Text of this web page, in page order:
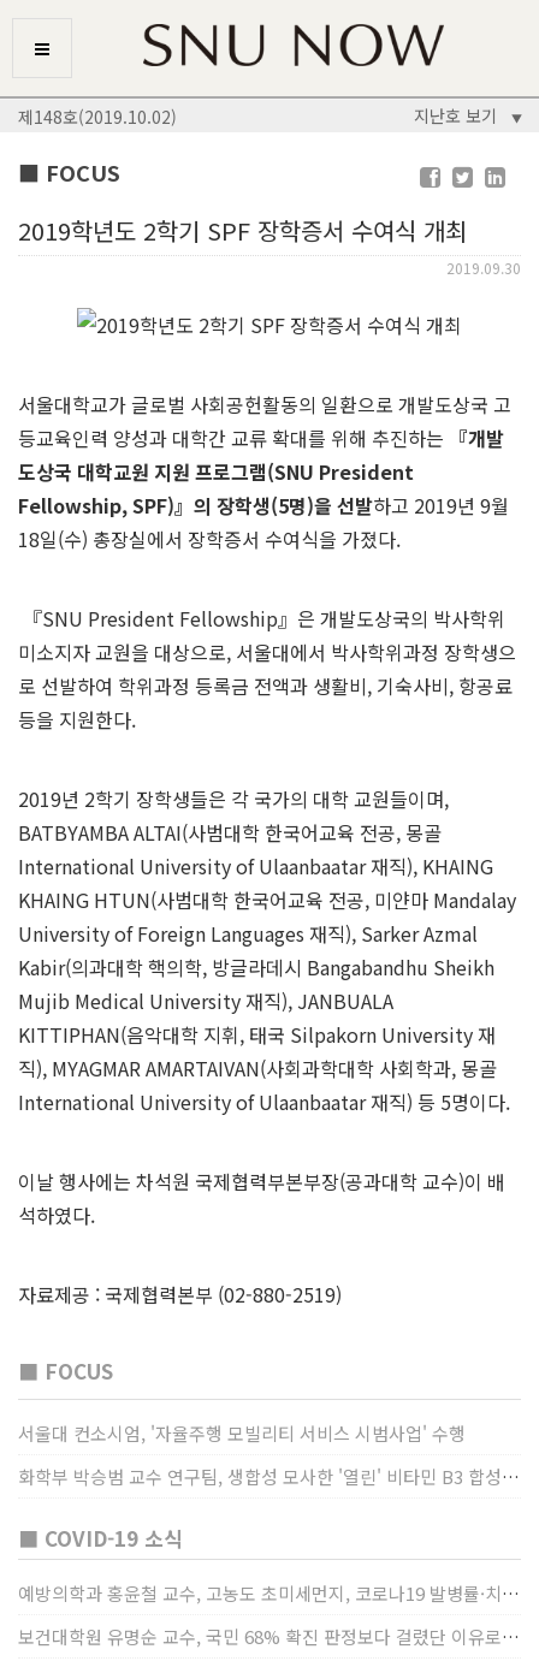
제148호(2019.10.02) 지난호 보기 ▼
■ FOCUS
2019학년도 2학기 SPF 장학증서 수여식 개최
2019.09.30
서울대학교가 글로벌 사회공헌활동의 일환으로 개발도상국 고
등교육인력 양성과 대학간 교류 확대를 위해 추진하는 『개발
도상국 대학교원 지원 프로그램(SNU President
Fellowship, SPF)』의 장학생(5명)을 선발하고 2019년 9월
18일(수) 총장실에서 장학증서 수여식을 가졌다.
『SNU President Fellowship』은 개발도상국의 박사학위
미소지자 교원을 대상으로, 서울대에서 박사학위과정 장학생으
로 선발하여 학위과정 등록금 전액과 생활비, 기숙사비, 항공료
등을 지원한다.
2019년 2학기 장학생들은 각 국가의 대학 교원들이며,
BATBYAMBA ALTAI(사범대학 한국어교육 전공, 몽골
International University of Ulaanbaatar 재직), KHAING
KHAING HTUN(사범대학 한국어교육 전공, 미얀마 Mandalay
University of Foreign Languages 재직), Sarker Azmal
Kabir(의과대학 핵의학, 방글라데시 Bangabandhu Sheikh
Mujib Medical University 재직), JANBUALA
KITTIPHAN(음악대학 지휘, 태국 Silpakorn University 재
직), MYAGMAR AMARTAIVAN(사회과학대학 사회학과, 몽골
International University of Ulaanbaatar 재직) 등 5명이다.
이날 행사에는 차석원 국제협력부본부장(공과대학 교수)이 배
석하였다.
자료제공 : 국제협력본부 (02-880-2519)
■ FOCUS
서울대 컨소시엄, '자율주행 모빌리티 서비스 시범사업' 수행
화학부 박승범 교수 연구팀, 생합성 모사한 '열린' 비타민 B3 합성법 개발
■ COVID-19 소식
예방의학과 홍윤철 교수, 고농도 초미세먼지, 코로나19 발병률·치명률 높인다
보건대학원 유명순 교수, 국민 68% 확진 판정보다 걸렸단 이유로 비난받는 걸 더 두려해